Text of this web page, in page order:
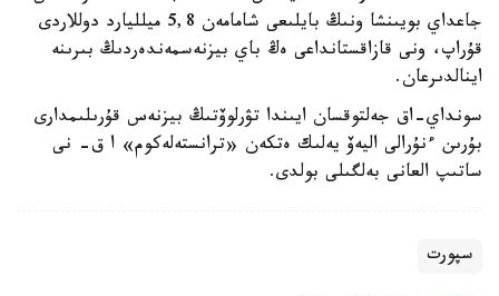
جاعداي بويىنشا ونىڭ بايلىعى شامامەن 5,8 ميلليارد دوللاردى
قۇراپ، ونى قازاقستانداعى ەڭ باي بيزنەسمەندەردىڭ بىرىنە
اينالدىرعان.
سونداي-اق جەلتوقسان ايىندا تۋرلوۆتىڭ بيزنەس قۇرىلىمدارى
بۇرىن ءنۇرالى اليەۆ يەلىك ەتكەن «ترانستەلەكوم» ا ق- نى
ساتىپ العانى بەلگىلى بولدى.
سپورت